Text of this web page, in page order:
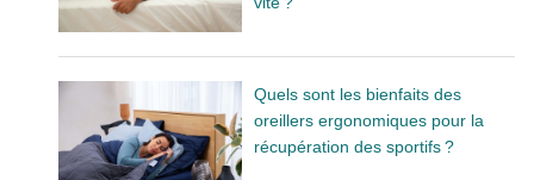
Quels sont les bienfaits des
oreillers ergonomiques pour la
récupération des sportifs ?